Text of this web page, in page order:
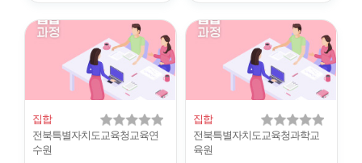
집합
전북특별자치도교육청교육연
수원
집합
전북특별자치도교육청과학교
육원